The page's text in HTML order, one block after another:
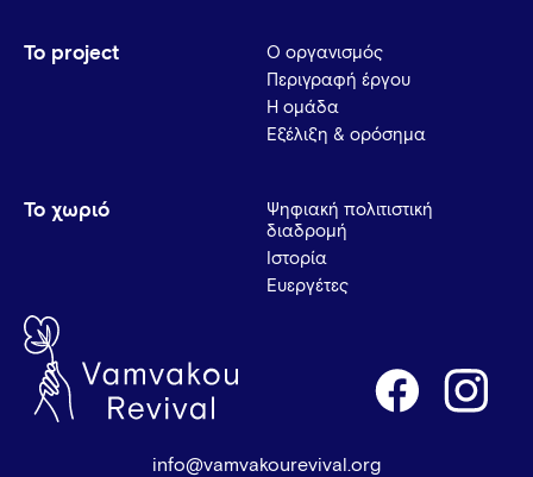
Το project
Ο οργανισμός
Περιγραφή έργου
Η ομάδα
Εξέλιξη & ορόσημα
Το χωριό
Ψηφιακή πολιτιστική
διαδρομή
Ιστορία
Ευεργέτες
info@vamvakourevival.org